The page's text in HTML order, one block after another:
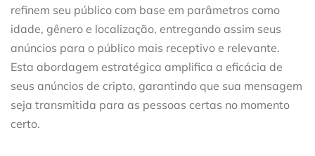
refinem seu público com base em parâmetros como
idade, gênero e localização, entregando assim seus
anúncios para o público mais receptivo e relevante.
Esta abordagem estratégica amplifica a eficácia de
seus anúncios de cripto, garantindo que sua mensagem
seja transmitida para as pessoas certas no momento
certo.